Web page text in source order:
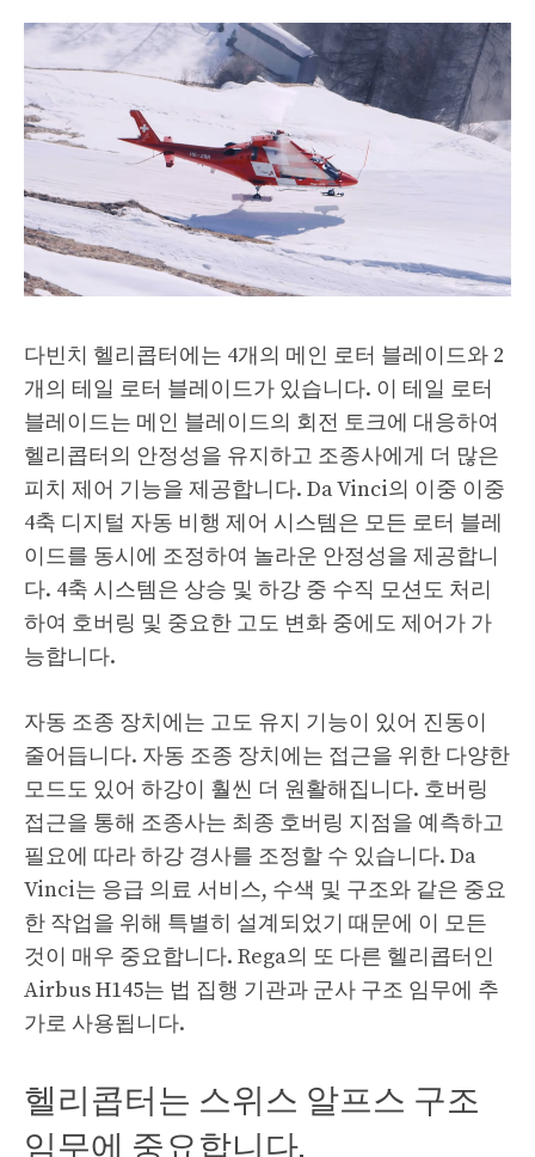
다빈치 헬리콥터에는 4개의 메인 로터 블레이드와 2
개의 테일 로터 블레이드가 있습니다. 이 테일 로터
블레이드는 메인 블레이드의 회전 토크에 대응하여
헬리콥터의 안정성을 유지하고 조종사에게 더 많은
피치 제어 기능을 제공합니다. Da Vinci의 이중 이중
4축 디지털 자동 비행 제어 시스템은 모든 로터 블레
이드를 동시에 조정하여 놀라운 안정성을 제공합니
다. 4축 시스템은 상승 및 하강 중 수직 모션도 처리
하여 호버링 및 중요한 고도 변화 중에도 제어가 가
능합니다.
자동 조종 장치에는 고도 유지 기능이 있어 진동이
줄어듭니다. 자동 조종 장치에는 접근을 위한 다양한
모드도 있어 하강이 훨씬 더 원활해집니다. 호버링
접근을 통해 조종사는 최종 호버링 지점을 예측하고
필요에 따라 하강 경사를 조정할 수 있습니다. Da
Vinci는 응급 의료 서비스, 수색 및 구조와 같은 중요
한 작업을 위해 특별히 설계되었기 때문에 이 모든
것이 매우 중요합니다. Rega의 또 다른 헬리콥터인
Airbus H145는 법 집행 기관과 군사 구조 임무에 추
가로 사용됩니다.
헬리콥터는 스위스 알프스 구조
임무에 중요합니다.